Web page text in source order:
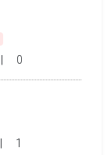
0
1